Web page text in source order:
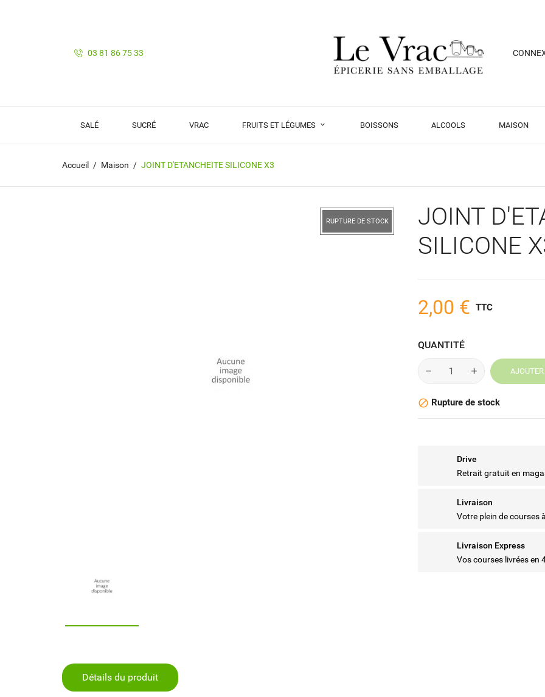
03 81 86 75 33
SALÉ SUCRÉ VRAC FRUITS ET LÉGUMES BOISSONS ALCOOLS MAISON
Accueil Maison JOINT D'ETANCHEITE SILICONE X3
RUPTURE DE STOCK
JOINT
SILICONE
2,00 € TTC
QUANTITÉ
 Rupture de stock
Drive
Retrait gratuit en
Livraison
Votre plein de courses
Livraison Express
Vos courses livrées en
Détails du produit